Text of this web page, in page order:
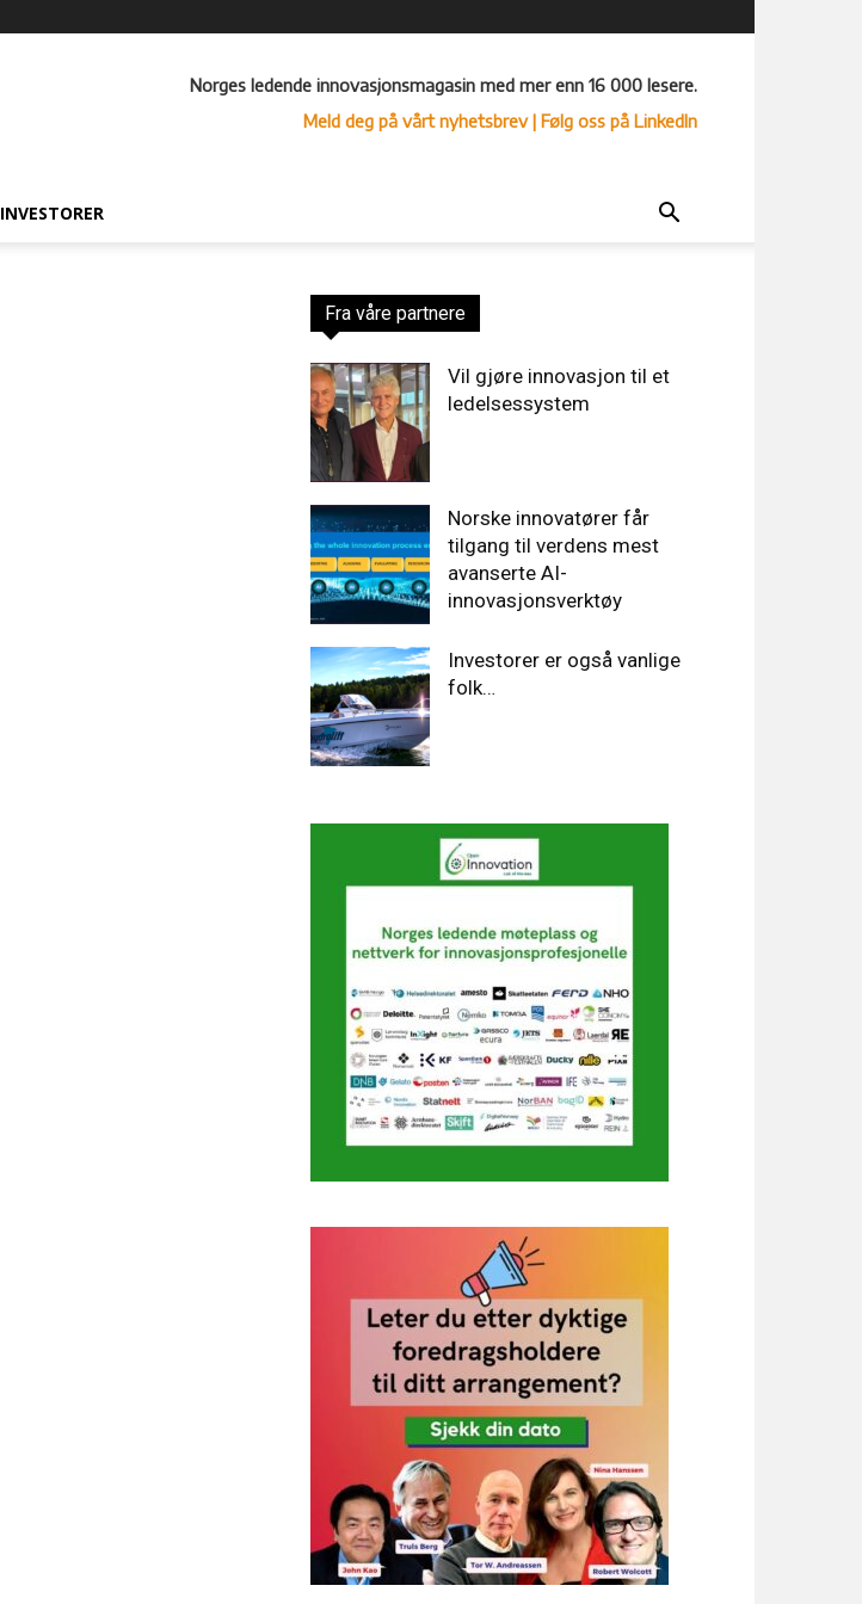
Norges ledende innovasjonsmagasin med mer enn 16 000 lesere.
Meld deg på vårt nyhetsbrev| Følg oss på LinkedIn
INVESTORER
Fra våre partnere
Vil gjøre innovasjon til et
ledelsessystem
Norske innovatører får
tilgang til verdens mest
avanserte AI-
innovasjonsverktøy
Investorer er også vanlige
folk…